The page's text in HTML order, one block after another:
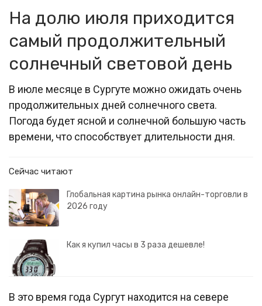
На долю июля приходится
самый продолжительный
солнечный световой день
В июле месяце в Сургуте можно ожидать очень
продолжительных дней солнечного света.
Погода будет ясной и солнечной большую часть
времени, что способствует длительности дня.
Сейчас читают
Глобальная картина рынка онлайн-торговли в
2026 году
Как я купил часы в 3 раза дешевле!
В это время года Сургут находится на севере